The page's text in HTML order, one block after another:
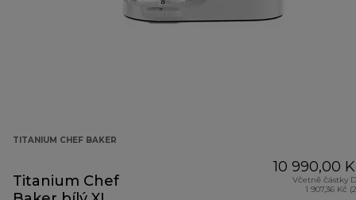
TITANIUM CHEF BAKER
Titanium Chef
10 990,00
Včetně částky
1 907,36 Kč